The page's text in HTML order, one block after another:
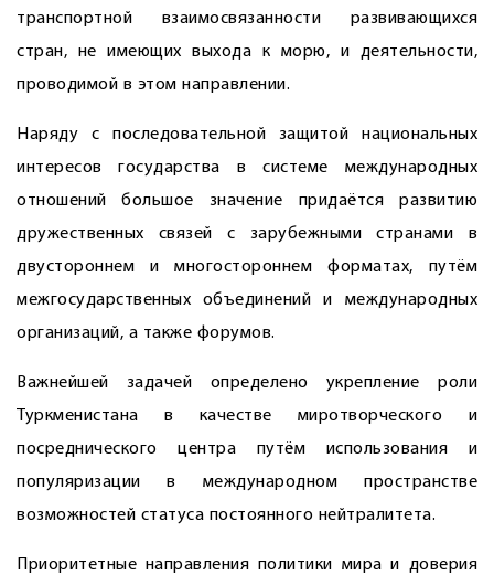
транспортной взаимосвязанности развивающихся
стран, не имеющих выхода к морю, и деятельности,
проводимой в этом направлении.
Наряду с последовательной защитой национальных
интересов государства в системе международных
отношений большое значение придаётся развитию
дружественных связей с зарубежными странами в
двустороннем и многостороннем форматах, путём
межгосударственных объединений и международных
организаций, а также форумов.
Важнейшей задачей определено укрепление роли
Туркменистана в качестве миротворческого и
посреднического центра путём использования и
популяризации в международном пространстве
возможностей статуса постоянного нейтралитета.
Приоритетные направления политики мира и доверия